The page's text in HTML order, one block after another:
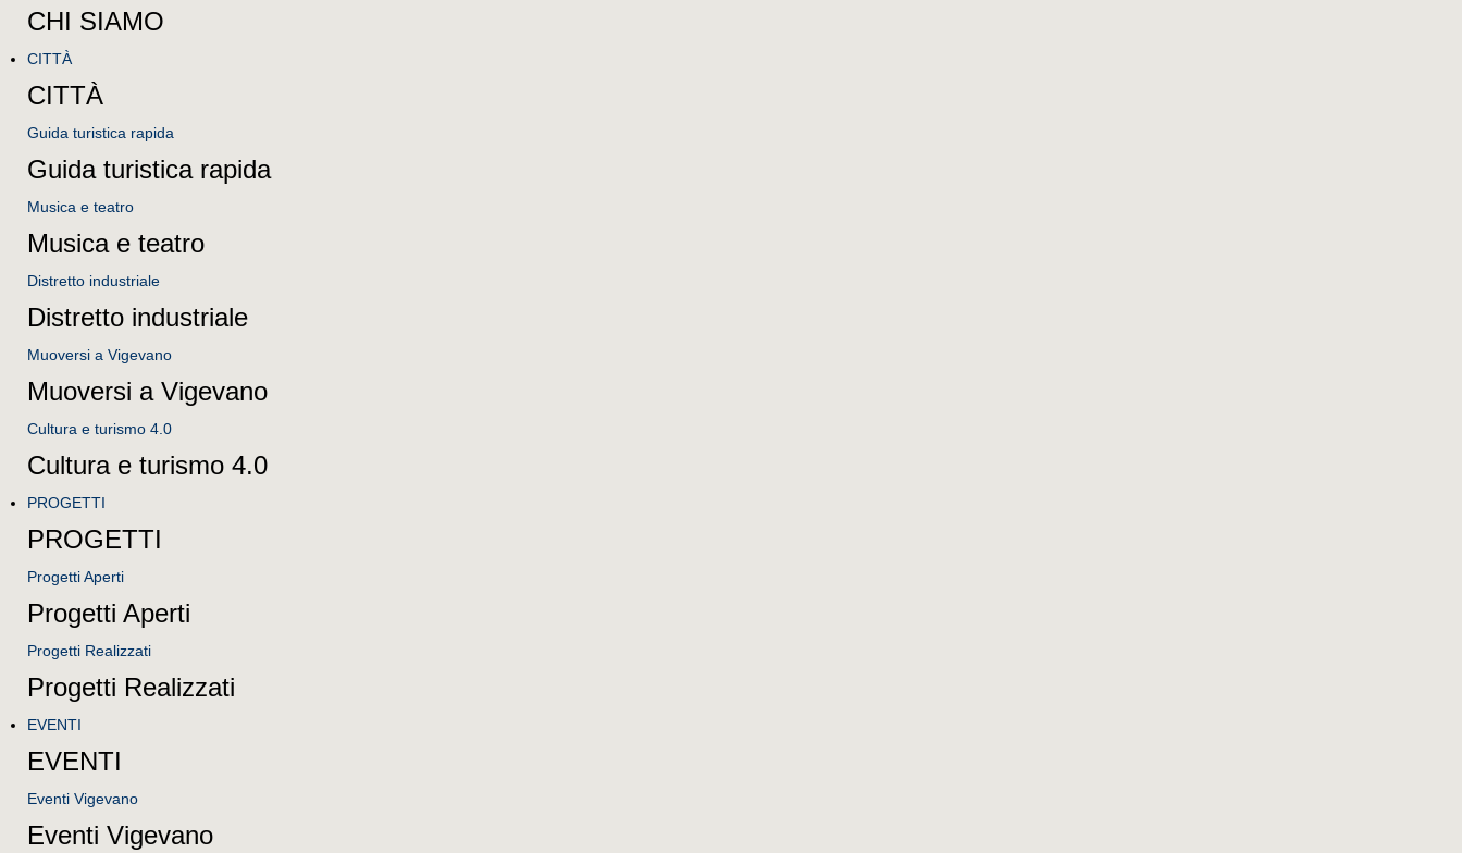
CHI SIAMO
CITTÀ
CITTÀ
Guida turistica rapida
Guida turistica rapida
Musica e teatro
Musica e teatro
Distretto industriale
Distretto industriale
Muoversi a Vigevano
Muoversi a Vigevano
Cultura e turismo 4.0
Cultura e turismo 4.0
PROGETTI
PROGETTI
Progetti Aperti
Progetti Aperti
Progetti Realizzati
Progetti Realizzati
EVENTI
EVENTI
Eventi Vigevano
Eventi Vigevano